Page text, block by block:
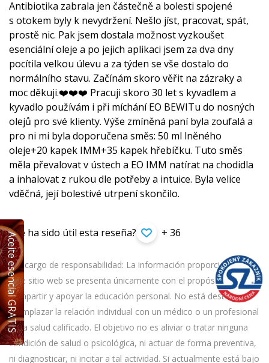
Antibiotika zabrala jen částečně a bolesti spojené
s otokem byly k nevydržení. Nešlo jíst, pracovat, spát,
prostě nic. Pak jsem dostala možnost vyzkoušet
esenciální oleje a po jejich aplikaci jsem za dva dny
pocítila velkou úlevu a za týden se vše dostalo do
normálního stavu. Začínám skoro věřit na zázraky a
moc děkuji.❤️❤️❤️ Pracuji skoro 30 let s kyvadlem a
kyvadlo používám i při míchání EO BEWITu do nosných
olejů pro své klienty. Výše zmíněná paní byla zoufalá a
pro ni mi byla doporučena směs: 50 ml lněného
oleje+20 kapek IMM+35 kapek hřebíčku. Tuto směs
měla převalovat v ústech a EO IMM natírat na chodidla
a inhalovat z rukou dle potřeby a intuice. Byla velice
vděčná, její bolestivé utrpení skončilo.
¿Te ha sido útil esta reseña? + 36
Descargo de responsabilidad: La información proporcionada en
este sitio web se presenta únicamente con el propósito de
compartir y apoyar la educación personal. No está destinada a
reemplazar la relación individual con un médico o un profesional
de la salud calificado. El objetivo no es aliviar o tratar ninguna
condición de salud o psicológica, ni actuar de forma preventiva,
ni diagnosticar, ni incitar a tal actividad. Si actualmente está bajo
Aceite esencial GRATIS